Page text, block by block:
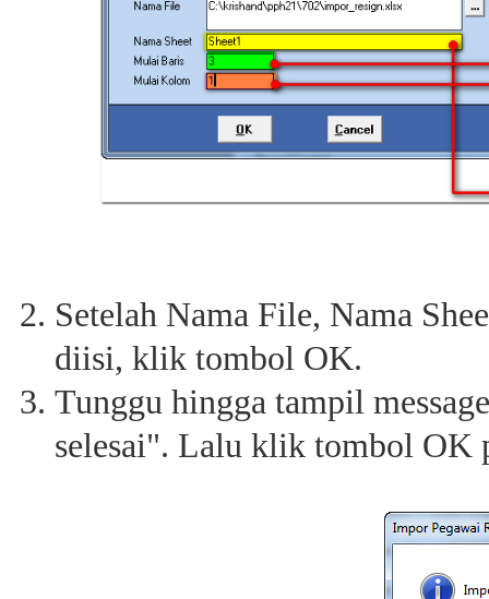
Setelah Nama File, Nama
diisi, klik tombol OK.
Tunggu hingga tampil
selesai". Lalu klik tombol OK